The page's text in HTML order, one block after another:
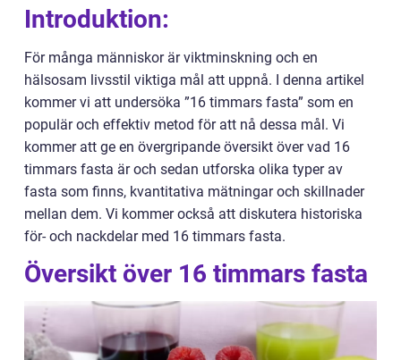
Introduktion:
För många människor är viktminskning och en
hälsosam livsstil viktiga mål att uppnå. I denna artikel
kommer vi att undersöka ”16 timmars fasta” som en
populär och effektiv metod för att nå dessa mål. Vi
kommer att ge en övergripande översikt över vad 16
timmars fasta är och sedan utforska olika typer av
fasta som finns, kvantitativa mätningar och skillnader
mellan dem. Vi kommer också att diskutera historiska
för- och nackdelar med 16 timmars fasta.
Översikt över 16 timmars fasta